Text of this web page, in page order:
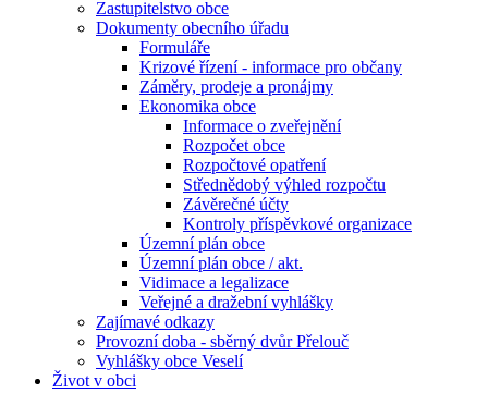
Zastupitelstvo obce
Dokumenty obecního úřadu
Formuláře
Krizové řízení - informace pro občany
Záměry, prodeje a pronájmy
Ekonomika obce
Informace o zveřejnění
Rozpočet obce
Rozpočtové opatření
Střednědobý výhled rozpočtu
Závěrečné účty
Kontroly příspěvkové organizace
Územní plán obce
Územní plán obce / akt.
Vidimace a legalizace
Veřejné a dražební vyhlášky
Zajímavé odkazy
Provozní doba - sběrný dvůr Přelouč
Vyhlášky obce Veselí
Život v obci